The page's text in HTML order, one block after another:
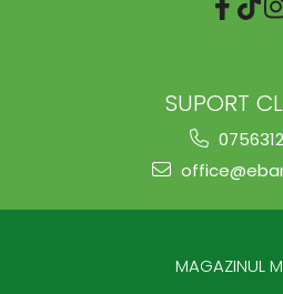
SUPORT
MAGAZINUL